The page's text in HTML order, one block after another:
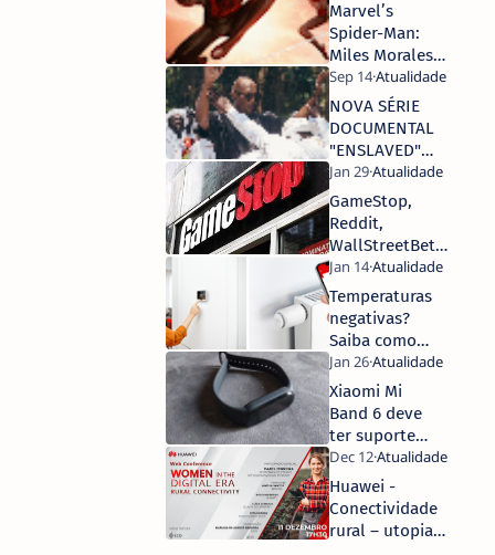
Marvel’s
Spider-Man:
Miles Morales
recebe spot de
TV “Sê Tu
Próprio”
NOVA SÉRIE
DOCUMENTAL
"ENSLAVED"
ESTREIA
AMANHÃ NA
HBO
PORTUGAL
GameStop,
Reddit,
WallStreetBets,
Robinhood - O
que se está a
passar?
Temperaturas
negativas?
Saiba como
manter o
conforto e
reduzir a
conta da luz
com a SPC
Xiaomi Mi
Band 6 deve
ter suporte
para GPS, Sp02
e Amazon
Alexa
Huawei -
Conectividade
rural – utopia